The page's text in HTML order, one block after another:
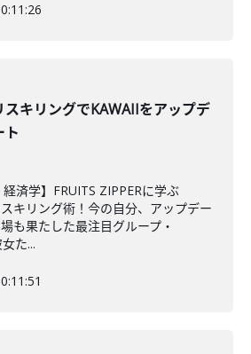
スキリングでKAWAIIをアップデ
ト
済学】FRUITS ZIPPERに学ぶ
スキリング術！今の自分、アップデー
も果たした最注目グループ・
た...